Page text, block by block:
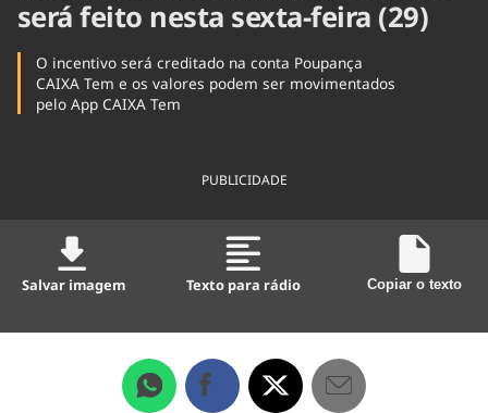
será feito nesta sexta-feira (29)
O incentivo será creditado na conta Poupança
CAIXA Tem e os valores podem ser movimentados
pelo App CAIXA Tem
PUBLICIDADE
Salvar imagem Texto para rádio Copiar o texto